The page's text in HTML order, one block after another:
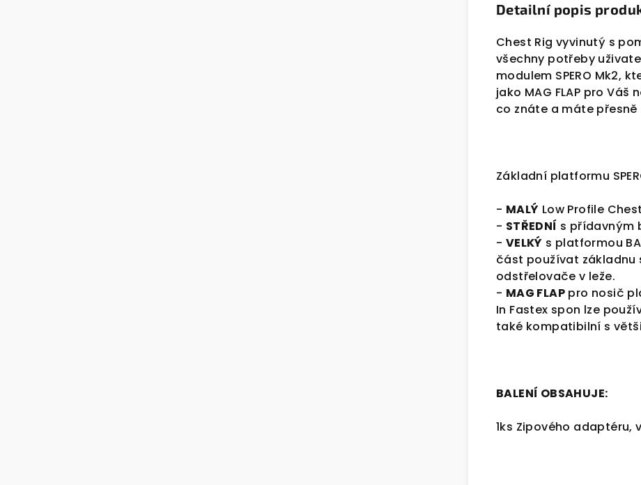
Detailní popis
Chest Rig vyvinutý s
všechny potřeby
modulem SPERO Mk2,
jako MAG FLAP pro
co znáte a máte
Základní platformu
- MALÝ Low Profile
- STŘEDNÍ s přídavným
- VELKÝ s platformou
část používat
odstřelovače v leže.
- MAG FLAP pro nosič
In Fastex spon lze
také kompatibilní s
BALENÍ OBSAHUJE:
1ks Zipového adaptéru,